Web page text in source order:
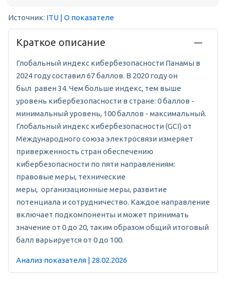
Источник: ITU | О показателе
Краткое описание
Глобальный индекс кибербезопасности Панамы в
2024 году составил 67 баллов. В 2020 году он
был равен 34. Чем больше индекс, тем выше
уровень кибербезопасности в стране: 0 баллов -
минимальный уровень, 100 баллов - максимальный.
Глобальный индекс кибербезопасности (GCI) от
Международного союза электросвязи измеряет
приверженность стран обеспечению
кибербезопасности по пяти направлениям:
правовые меры, технические
меры, организационные меры, развитие
потенциала и сотрудничество. Каждое направление
включает подкомпоненты и может принимать
значение от 0 до 20, таким образом общий итоговый
балл варьируется от 0 до 100.
Анализ показателя | 28.02.2026